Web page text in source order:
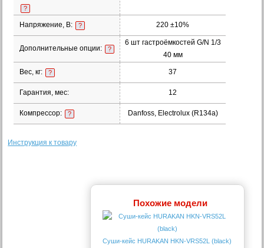
?
Напряжение, В: ? 220 ±10%
Дополнительные опции: ?
6 шт гастроёмкостей G/N 1/3
40 мм
Вес, кг: ? 37
Гарантия, мес: 12
Компрессор: ? Danfoss, Electrolux (R134a)
Инструкция к товару
Похожие модели
Суши-кейс HURAKAN HKN-VRS52L (black)